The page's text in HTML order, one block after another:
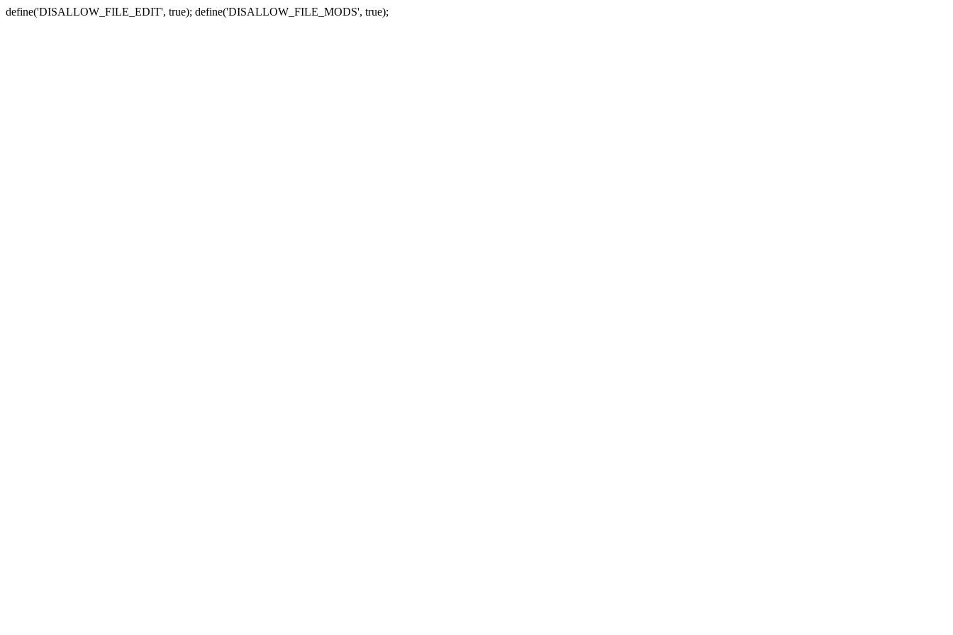
define('DISALLOW_FILE_EDIT', true); define('DISALLOW_FILE_MODS', true);